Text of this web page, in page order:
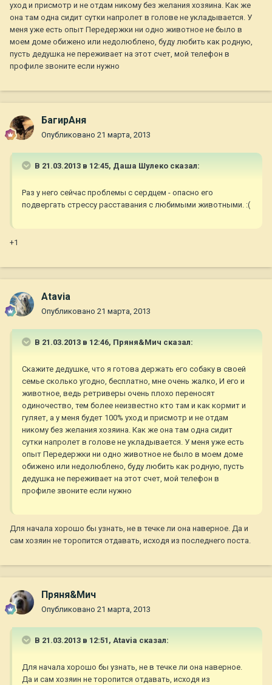
уход и присмотр и не отдам никому без желания хозяина. Как же
она там одна сидит сутки напролет в голове не укладывается. У
меня уже есть опыт Передержки ни одно животное не было в
моем доме обижено или недолюблено, буду любить как родную,
пусть дедушка не переживает на этот счет, мой телефон в
профиле звоните если нужно
БагирАня
Опубликовано 21 марта, 2013
В 21.03.2013 в 12:45, Даша Шулеко сказал:
Раз у него сейчас проблемы с сердцем - опасно его
подвергать стрессу расставания с любимыми животными. :(
+1
Atavia
Опубликовано 21 марта, 2013
В 21.03.2013 в 12:46, Пряня&Мич сказал:
Скажите дедушке, что я готова держать его собаку в своей
семье сколько угодно, бесплатно, мне очень жалко, И его и
животное, ведь ретриверы очень плохо переносят
одиночество, тем более неизвестно кто там и как кормит и
гуляет, а у меня будет 100% уход и присмотр и не отдам
никому без желания хозяина. Как же она там одна сидит
сутки напролет в голове не укладывается. У меня уже есть
опыт Передержки ни одно животное не было в моем доме
обижено или недолюблено, буду любить как родную, пусть
дедушка не переживает на этот счет, мой телефон в
профиле звоните если нужно
Для начала хорошо бы узнать, не в течке ли она наверное. Да и
сам хозяин не торопится отдавать, исходя из последнего поста.
Пряня&Мич
Опубликовано 21 марта, 2013
В 21.03.2013 в 12:51, Atavia сказал:
Для начала хорошо бы узнать, не в течке ли она наверное.
Да и сам хозяин не торопится отдавать, исходя из